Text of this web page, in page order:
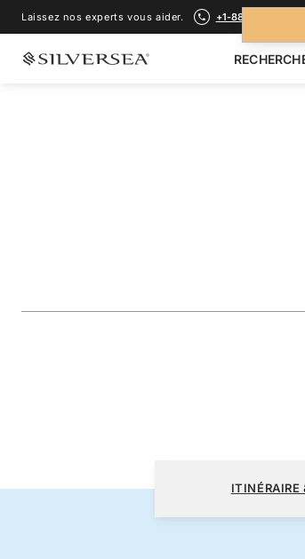
Laissez nos experts vous aider. +1-888-978-4070
Vancouver à Tokyo ITINÉRAIRE